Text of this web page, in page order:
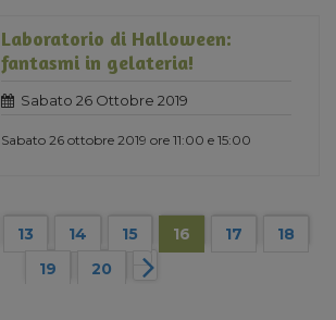
Laboratorio di Halloween:
fantasmi in gelateria!
Sabato 26 Ottobre 2019
Sabato 26 ottobre 2019 ore 11:00 e 15:00
13 14 15 16 17
18
19
20